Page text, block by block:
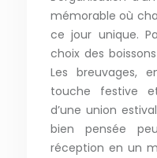
mémorable où
ce jour unique.
choix des
Les breuvages,
touche festive
d’une union
bien pensée
réception en un